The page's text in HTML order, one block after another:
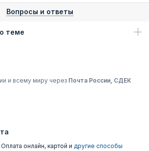
Вопросы и ответы
теме
и всему миру через Почта России, СДЕК
онлайн, картой и другие способы